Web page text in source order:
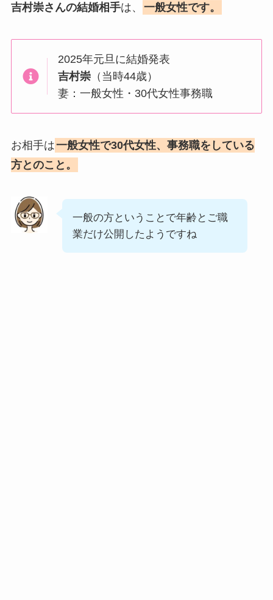
吉村崇さんの結婚相手は、 一般女性です。
2025年元旦に結婚発表
吉村崇 （当時44歳）
妻：一般女性・30代女性事務職
お相手は一般女性で30代女性、事務職をしている
方とのこと。
一般の方ということで年齢とご職
業だけ公開したようですね